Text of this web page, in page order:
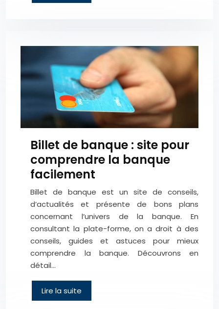
Billet de banque : site pour
comprendre la banque
facilement
Billet de banque est un site de conseils,
d’actualités et présente de bons plans
concernant l’univers de la banque. En
consultant la plate-forme, on a droit à des
conseils, guides et astuces pour mieux
comprendre la banque. Découvrons en
détail…
Lire la suite